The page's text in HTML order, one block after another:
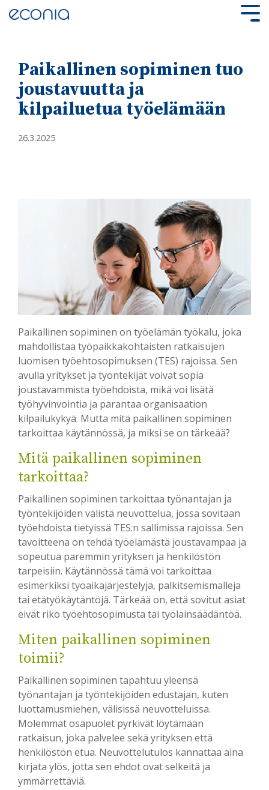
to
Paikallinen sopiminen tuo
joustavuutta ja
kilpailuetua työelämään
26.3.2025
Paikallinen sopiminen on työelämän työkalu, joka
mahdollistaa työpaikkakohtaisten ratkaisujen
luomisen työehtosopimuksen (TES) rajoissa. Sen
avulla yritykset ja työntekijät voivat sopia
joustavammista työehdoista, mikä voi lisätä
työhyvinvointia ja parantaa organisaation
kilpailukykyä. Mutta mitä paikallinen sopiminen
tarkoittaa käytännössä, ja miksi se on tärkeää?
Mitä paikallinen sopiminen
tarkoittaa?
Paikallinen sopiminen tarkoittaa työnantajan ja
työntekijöiden välistä neuvottelua, jossa sovitaan
työehdoista tietyissä TES:n sallimissa rajoissa. Sen
tavoitteena on tehdä työelämästä joustavampaa ja
sopeutua paremmin yrityksen ja henkilöstön
tarpeisiin. Käytännössä tämä voi tarkoittaa
esimerkiksi työaikajärjestelyjä, palkitsemismalleja
tai etätyökäytäntöjä. Tärkeää on, että sovitut asiat
eivät riko työehtosopimusta tai työlainsäädäntöä.
Miten paikallinen sopiminen
toimii?
Paikallinen sopiminen tapahtuu yleensä
työnantajan ja työntekijöiden edustajan, kuten
luottamusmiehen, välisissä neuvotteluissa.
Molemmat osapuolet pyrkivät löytämään
ratkaisun, joka palvelee sekä yrityksen että
henkilöstön etua. Neuvottelutulos kannattaa aina
kirjata ylös, jotta sen ehdot ovat selkeitä ja
ymmärrettäviä.